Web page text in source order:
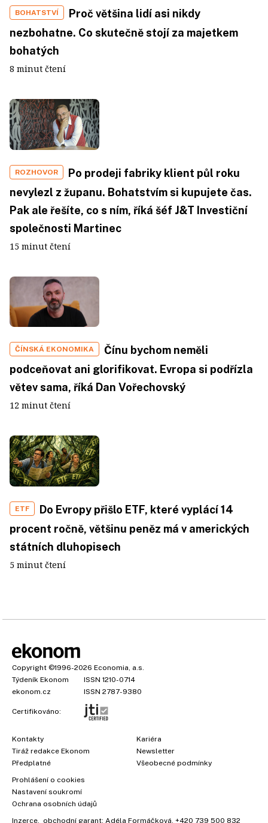
BOHATSTVÍ
Proč většina lidí asi nikdy
nezbohatne. Co skutečně stojí za majetkem
bohatých
8 minut čtení
ROZHOVOR
Po prodeji fabriky klient půl roku
nevylezl z županu. Bohatstvím si kupujete čas.
Pak ale řešíte, co s ním, říká šéf J&T Investiční
společnosti Martinec
15 minut čtení
ČÍNSKÁ EKONOMIKA
Čínu bychom neměli
podceňovat ani glorifikovat. Evropa si podřízla
větev sama, říká Dan Vořechovský
12 minut čtení
ETF
Do Evropy přišlo ETF, které vyplácí 14
procent ročně, většinu peněz má v amerických
státních dluhopisech
5 minut čtení
Copyright ©1996-2026 Economia, a.s.
Týdeník Ekonom
ISSN 1210-0714
ekonom.cz
ISSN 2787-9380
Certifikováno:
Kontakty
Tiráž redakce Ekonom
Předplatné
Kariéra
Newsletter
Všeobecné podmínky
Prohlášení o cookies
Nastavení soukromí
Ochrana osobních údajů
Inzerce , obchodní garant: Adéla Formáčková +420 739 500 832